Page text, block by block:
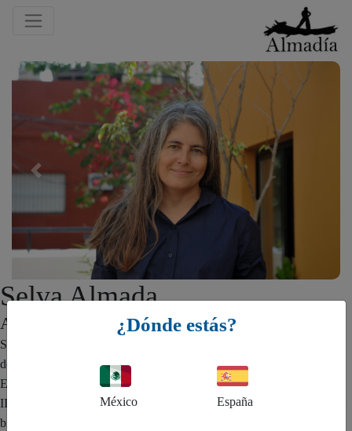
Previous
Selva Almada
ARGENTINA
Selva Almada (Villa Elisa, Entre Ríos, 1973). Entre sus libros
destacan El viento que arrasa, ganadora del First Book Award de
Edimburgo; Ladrilleros y No es un río, novela que le valió el Premio
IILA a la mejor novela latinoamericana publicada en Italia en el
bienio 2021/2022 y misma que fue finalista del Booker Prize en
¿Dónde estás?
México España